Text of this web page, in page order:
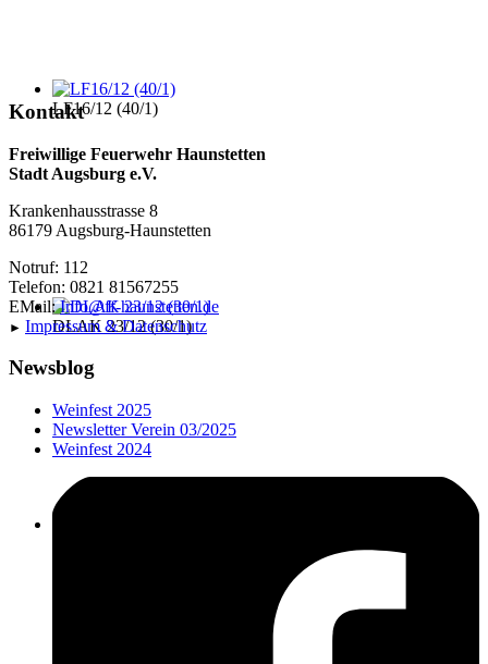
LF16/12 (40/1)
DLAK 23/12 (30/1)
Kontakt
Freiwillige Feuerwehr Haunstetten
Stadt Augsburg e.V.
Krankenhausstrasse 8
86179 Augsburg-Haunstetten
Notruf: 112
Telefon: 0821 81567255
EMail:Info@ff-haunstetten.de
► Impressum & Datenschutz
Newsblog
Weinfest 2025
Newsletter Verein 03/2025
Weinfest 2024